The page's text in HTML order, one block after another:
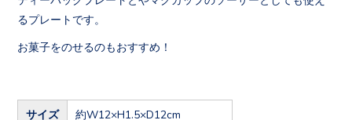
るプレートです。
お菓子をのせるのもおすすめ！
サイズ 約W12×H1.5×D12cm